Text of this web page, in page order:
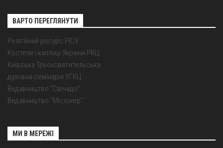
ВАРТО ПЕРЕГЛЯНУТИ
Релігійний ресурс РІСУ
Костели і каплиці України РКЦ
Київська Трьохсвятительська
духовна семінарія УГКЦ
Видавництво "Свічадо"
Видавництво "Місіонер"
МИ В МЕРЕЖІ